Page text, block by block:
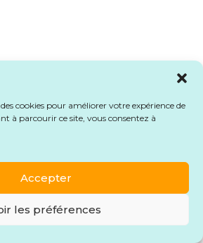
cookies pour améliorer votre expérience de
à parcourir ce site, vous consentez à
Accepter
les préférences